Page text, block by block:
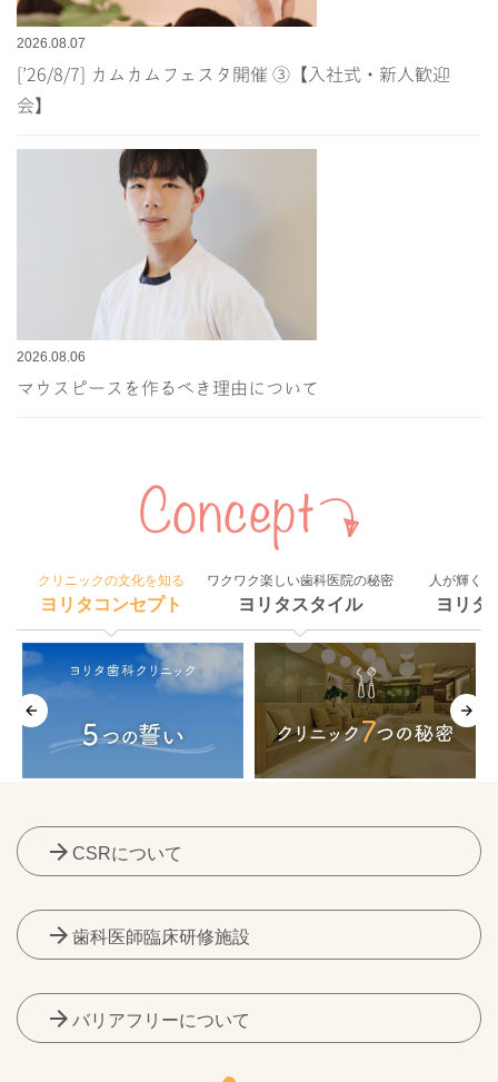
2026.08.07
[’26/8/7] カムカムフェスタ開催 ③【入社式・新人歓迎
会】
2026.08.06
マウスピースを作るべき理由について
クリニックの文化を知る
ヨリタコンセプト
ワクワク楽しい歯科医院の秘密
ヨリタスタイル
人が輝く
ヨリタ
arrow_forward CSRについて
arrow_forward 歯科医師臨床研修施設
arrow_forward バリアフリーについて